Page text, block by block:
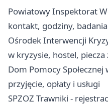
Powiatowy Inspektorat
kontakt, godziny,
Ośrodek Interwencji
w kryzysie, hostel, piecza
Dom Pomocy
przyjęcie, opłaty i usługi
SPZOZ Trawniki -